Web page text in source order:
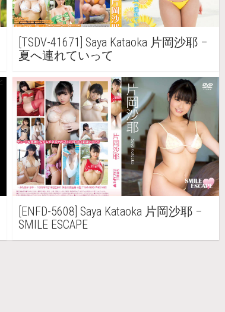
[TSDV-41671] Saya Kataoka 片岡沙耶 –
夏へ連れていって
[ENFD-5608] Saya Kataoka 片岡沙耶 –
SMILE ESCAPE